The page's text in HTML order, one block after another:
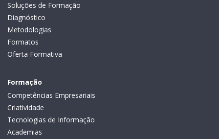
Soluções de Formação
Diagnóstico
Metodologias
Formatos
Oferta Formativa
Formação
Competências Empresariais
Criatividade
Tecnologias de Informação
Academias